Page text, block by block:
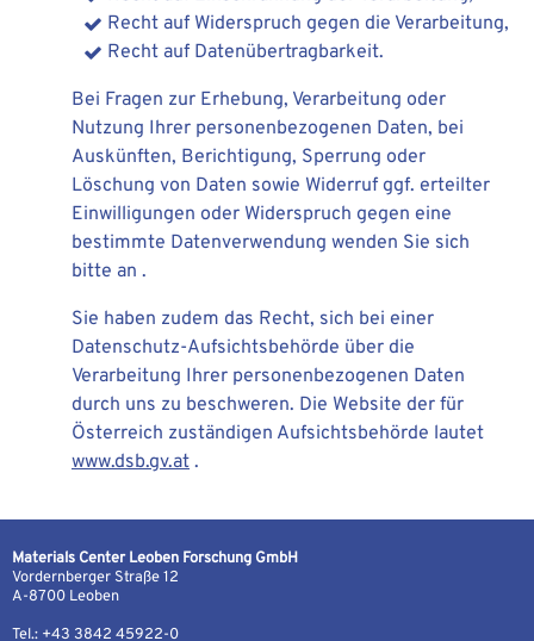
Recht auf Widerspruch gegen die Verarbeitung,
Recht auf Datenübertragbarkeit.
Bei Fragen zur Erhebung, Verarbeitung oder
Nutzung Ihrer personenbezogenen Daten, bei
Auskünften, Berichtigung, Sperrung oder
Löschung von Daten sowie Widerruf ggf. erteilter
Einwilligungen oder Widerspruch gegen eine
bestimmte Datenverwendung wenden Sie sich
bitte an .
Sie haben zudem das Recht, sich bei einer
Datenschutz-Aufsichtsbehörde über die
Verarbeitung Ihrer personenbezogenen Daten
durch uns zu beschweren. Die Website der für
Österreich zuständigen Aufsichtsbehörde lautet
www.dsb.gv.at .
Materials Center Leoben Forschung GmbH
Vordernberger Straße 12
A-8700 Leoben
Tel.: +43 3842 45922-0